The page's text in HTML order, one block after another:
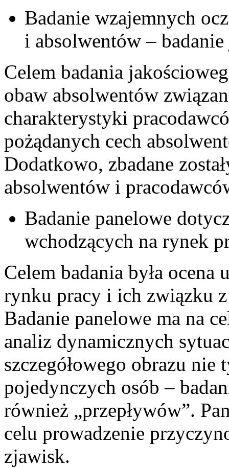
Badanie wzajemnych
i absolwentów –
Celem badania
obaw absolwentów
charakterystyki
pożądanych cech
Dodatkowo, zbadane
absolwentów i
Badanie panelowe
wchodzących na rynek
Celem badania była
rynku pracy i ich związku
Badanie panelowe ma na
analiz dynamicznych
szczegółowego obrazu
pojedynczych osób –
również „przepływów”.
celu prowadzenie
zjawisk.